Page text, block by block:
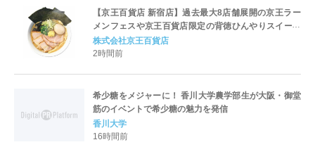
【京王百貨店 新宿店】過去最大8店舗展開の京王ラー
メンフェスや京王百貨店限定の背徳ひんやりスイーツ
など、実演グルメが充実 過去最長21日間、計90店舗
出店の 「大北海道展」
株式会社京王百貨店
2時間前
希少糖をメジャーに！ 香川大学農学部生が大阪・御堂
筋のイベントで希少糖の魅力を発信
香川大学
16時間前